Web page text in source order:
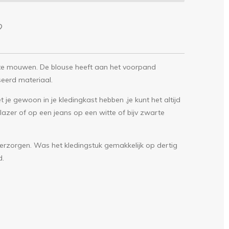
mouwen. De blouse heeft aan het voorpand
materiaal.
je gewoon in je kledingkast hebben ,je kunt het altijd
of op een jeans op een witte of bijv zwarte
Was het kledingstuk gemakkelijk op dertig